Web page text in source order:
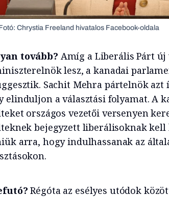
Chrystia Freeland hivatalos Facebook-oldala
tovább? Amíg a Liberális Párt új
lesz, a kanadai
Sachit Mehra pártelnök azt
elinduljon a választási folyamat. A
országos vezetői versenyen
bejegyzett liberálisoknak
arra, hogy indulhassanak az
Régóta az esélyes utódok